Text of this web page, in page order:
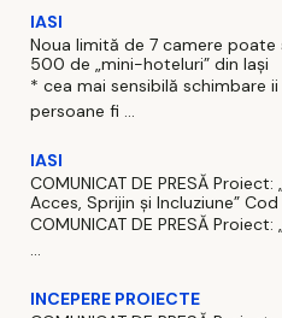
IASI
Noua limită de 7 camere
500 de „mini-hoteluri” din Iași
* cea mai sensibilă schimbare
persoane fi ...
IASI
COMUNICAT DE PRESĂ
Acces, Sprijin și Incluziune” Cod
COMUNICAT DE PRESĂ
...
INCEPERE PROIECTE